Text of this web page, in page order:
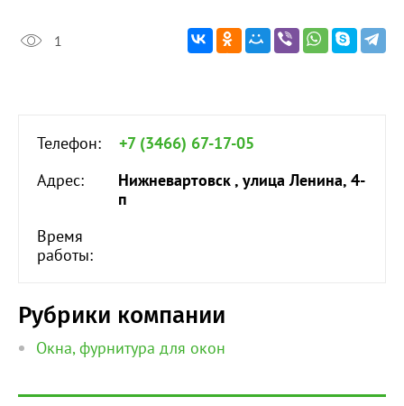
1
Телефон:
+7 (3466) 67-17-05
Адрес:
Нижневартовск , улица Ленина, 4-
п
Время
работы:
Рубрики компании
Окна, фурнитура для окон